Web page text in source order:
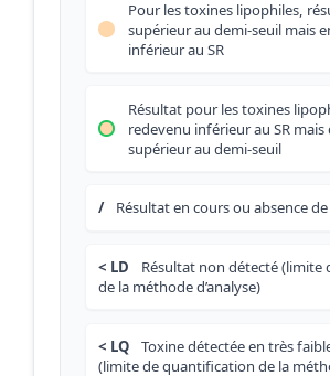
Pour les toxines lipophiles,
supérieur au demi-seuil mais
inférieur au SR
Résultat pour les toxines
redevenu inférieur au SR mais
supérieur au demi-seuil
/ Résultat en cours ou absence
< LD
Résultat non détecté (limite
de la méthode d’analyse)
< LQ
Toxine détectée en très
(limite de quantification de la